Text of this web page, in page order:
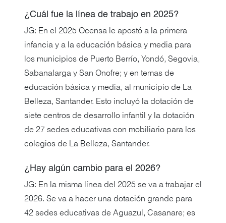
¿Cuál fue la línea de trabajo en 2025?
JG: En el 2025 Ocensa le apostó a la primera
infancia y a la educación básica y media para
los municipios de Puerto Berrío, Yondó, Segovia,
Sabanalarga y San Onofre; y en temas de
educación básica y media, al municipio de La
Belleza, Santander. Esto incluyó la dotación de
siete centros de desarrollo infantil y la dotación
de 27 sedes educativas con mobiliario para los
colegios de La Belleza, Santander.
¿Hay algún cambio para el 2026?
JG: En la misma línea del 2025 se va a trabajar el
2026. Se va a hacer una dotación grande para
42 sedes educativas de Aguazul, Casanare; es